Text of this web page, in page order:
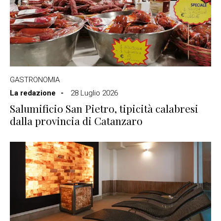
GASTRONOMIA
La redazione
28 Luglio 2026
Salumificio San Pietro, tipicità calabresi
dalla provincia di Catanzaro